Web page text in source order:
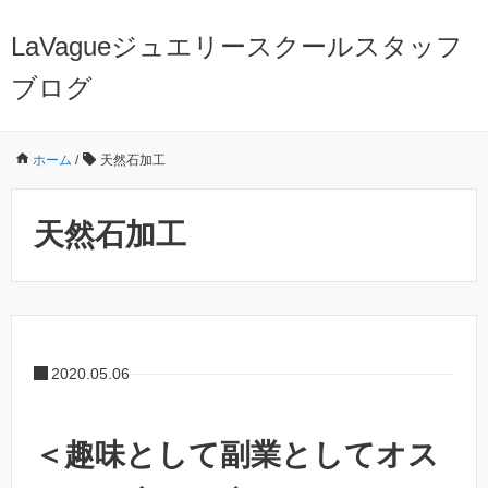
LaVagueジュエリースクールスタッフ
ブログ
ホーム / 天然石加工
天然石加工
2020.05.06
＜趣味として副業としてオス